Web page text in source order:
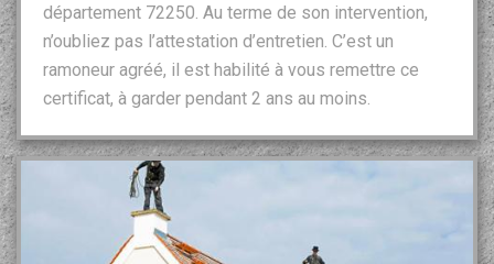
département 72250. Au terme de son intervention,
n’oubliez pas l’attestation d’entretien. C’est un
ramoneur agréé, il est habilité à vous remettre ce
certificat, à garder pendant 2 ans au moins.